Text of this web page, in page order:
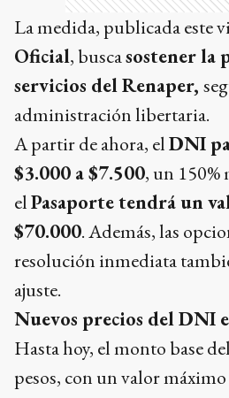
La medida, publicada este
Oficial, buscasostener la
servicios del Renaper,
administración libertaria.
A partir de ahora, elDNI
$3.000 a $7.500, un 150%
elPasaporte tendrá un
$70.000. Además, las
resolución inmediata
ajuste.
Nuevos precios del DNI
Hasta hoy, el monto base
pesos, con un valor